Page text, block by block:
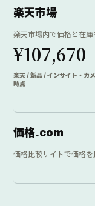
楽天市場
楽天市場内で価格と在庫
¥107,670
楽天 / 新品 / インサイト・
時点
価格.com
価格比較サイトで価格を